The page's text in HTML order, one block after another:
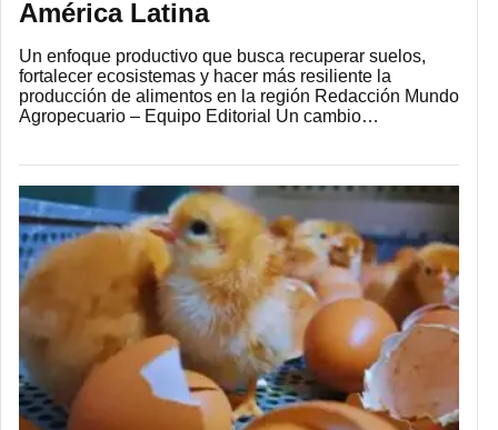
América Latina
Un enfoque productivo que busca recuperar suelos,
fortalecer ecosistemas y hacer más resiliente la
producción de alimentos en la región Redacción Mundo
Agropecuario – Equipo Editorial Un cambio…